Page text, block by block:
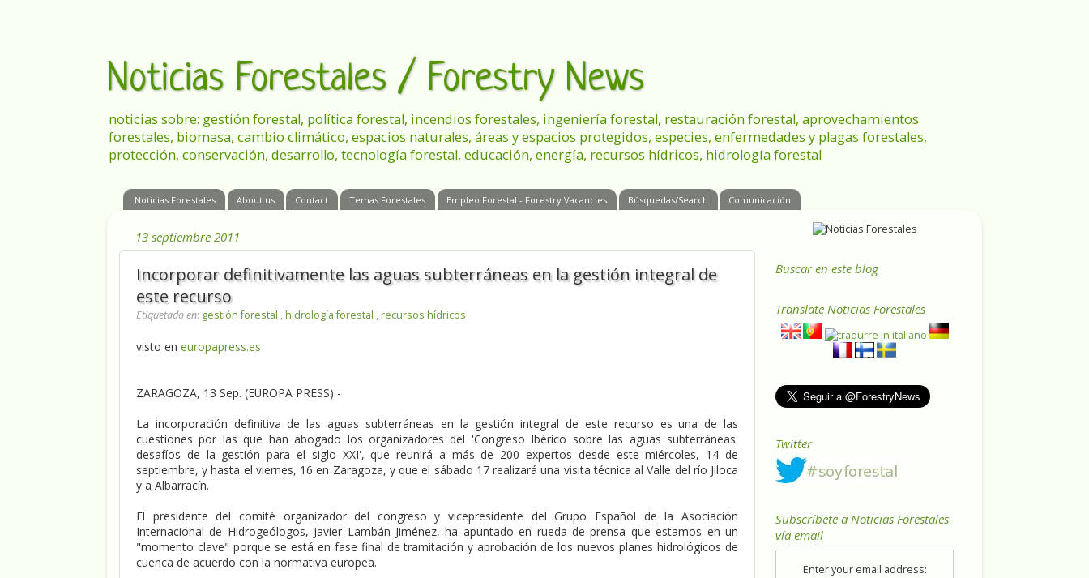
Noticias Forestales / Forestry News
noticias sobre: gestión forestal, política forestal, incendios forestales, ingeniería forestal, restauración forestal, aprovechamientos
forestales, biomasa, cambio climático, espacios naturales, áreas y espacios protegidos, especies, enfermedades y plagas forestales,
protección, conservación, desarrollo, tecnología forestal, educación, energía, recursos hídricos, hidrología forestal
Noticias Forestales About us Contact Temas Forestales Empleo Forestal - Forestry Vacancies Búsquedas/Search Comunicación
13 septiembre 2011
Incorporar definitivamente las aguas subterráneas en la gestión integral de
este recurso
Etiquetado en: gestión forestal , hidrología forestal , recursos hídricos
visto en europapress.es
ZARAGOZA, 13 Sep. (EUROPA PRESS) -
La incorporación definitiva de las aguas subterráneas en la gestión integral de este recurso es una de las
cuestiones por las que han abogado los organizadores del 'Congreso Ibérico sobre las aguas subterráneas:
desafíos de la gestión para el siglo XXI', que reunirá a más de 200 expertos desde este miércoles, 14 de
septiembre, y hasta el viernes, 16 en Zaragoza, y que el sábado 17 realizará una visita técnica al Valle del río Jiloca
y a Albarracín.
El presidente del comité organizador del congreso y vicepresidente del Grupo Español de la Asociación
Internacional de Hidrogeólogos, Javier Lambán Jiménez, ha apuntado en rueda de prensa que estamos en un
"momento clave" porque se está en fase final de tramitación y aprobación de los nuevos planes hidrológicos de
cuenca de acuerdo con la normativa europea.
Buscar en este blog
Translate Noticias Forestales
Twitter
Subscríbete a Noticias Forestales
vía email
Enter your email address: